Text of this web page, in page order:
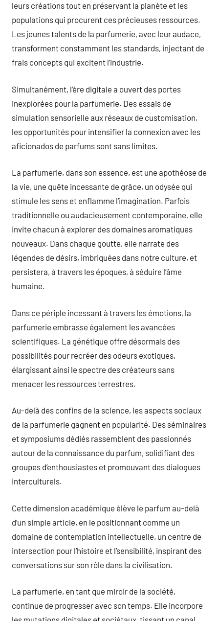
leurs créations tout en préservant la planète et les
populations qui procurent ces précieuses ressources.
Les jeunes talents de la parfumerie, avec leur audace,
transforment constamment les standards, injectant de
frais concepts qui excitent l’industrie.
Simultanément, l’ère digitale a ouvert des portes
inexplorées pour la parfumerie. Des essais de
simulation sensorielle aux réseaux de customisation,
les opportunités pour intensifier la connexion avec les
aficionados de parfums sont sans limites.
La parfumerie, dans son essence, est une apothéose de
la vie, une quête incessante de grâce, un odysée qui
stimule les sens et enflamme l’imagination. Parfois
traditionnelle ou audacieusement contemporaine, elle
invite chacun à explorer des domaines aromatiques
nouveaux. Dans chaque goutte, elle narrate des
légendes de désirs, imbriquées dans notre culture, et
persistera, à travers les époques, à séduire l’âme
humaine.
Dans ce périple incessant à travers les émotions, la
parfumerie embrasse également les avancées
scientifiques. La génétique offre désormais des
possibilités pour recréer des odeurs exotiques,
élargissant ainsi le spectre des créateurs sans
menacer les ressources terrestres.
Au-delà des confins de la science, les aspects sociaux
de la parfumerie gagnent en popularité. Des séminaires
et symposiums dédiés rassemblent des passionnés
autour de la connaissance du parfum, solidifiant des
groupes d’enthousiastes et promouvant des dialogues
interculturels.
Cette dimension académique élève le parfum au-delà
d’un simple article, en le positionnant comme un
domaine de contemplation intellectuelle, un centre de
intersection pour l’histoire et l’sensibilité, inspirant des
conversations sur son rôle dans la civilisation.
La parfumerie, en tant que miroir de la société,
continue de progresser avec son temps. Elle incorpore